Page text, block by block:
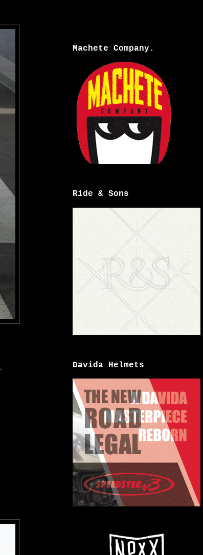
Machete Company.
Ride & Sons
Davida Helmets